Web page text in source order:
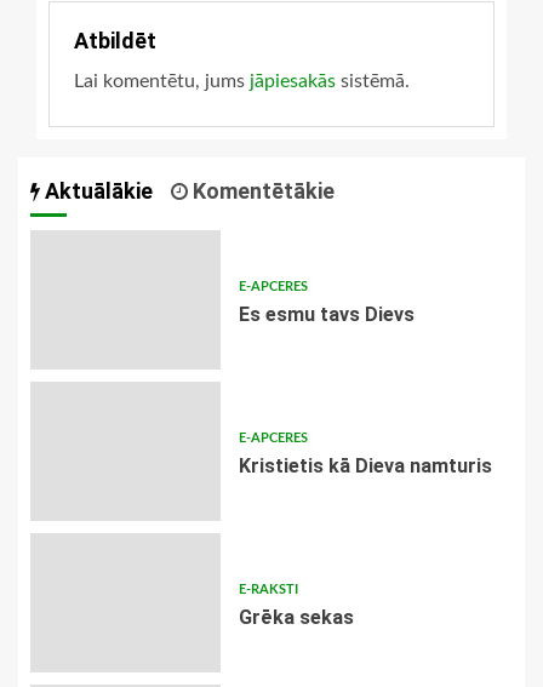
Atbildēt
Lai komentētu, jums jāpiesakās sistēmā.
Aktuālākie Komentētākie
E-APCERES
Es esmu tavs Dievs
E-APCERES
Kristietis kā Dieva namturis
E-RAKSTI
Grēka sekas